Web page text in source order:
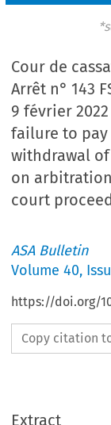
Cour de
Arrêt n° 143
9 février
failure to pay
withdrawal
on
court
ASA Bulletin
Volume40,
https://doi.org/
Copy citation
Extract